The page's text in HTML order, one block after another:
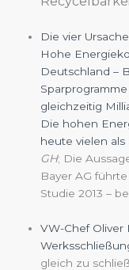
Die vier
Hohe
Deutschland –
gleichzeitig
Die hohen
heute vielen als
GH; Die
Bayer AG
Studie 2013 –
VW-Chef Oliver
gleich zu